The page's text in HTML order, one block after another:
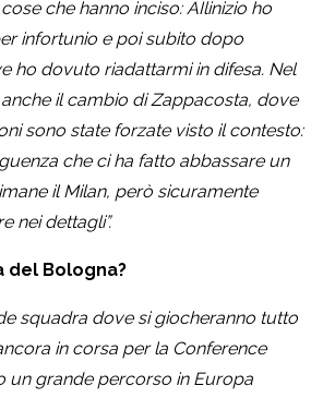
che hanno inciso: AIlinizio ho
infortunio e poi subito dopo
ho dovuto riadattarmi in difesa. Nel
anche il cambio di Zappacosta, dove
sono state forzate visto il contesto:
che ci ha fatto abbassare un
il Milan, però sicuramente
nei dettagli”.
del Bologna?
squadra dove si giocheranno tutto
in corsa per la Conference
un grande percorso in Europa